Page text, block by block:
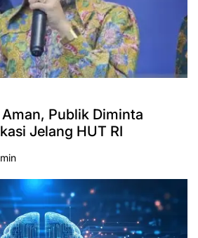
Publik Diminta
Jelang HUT RI